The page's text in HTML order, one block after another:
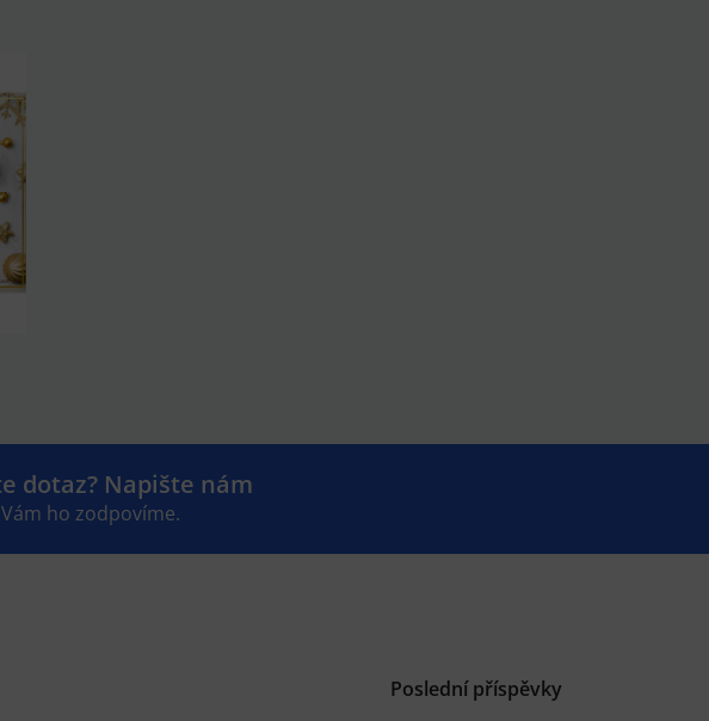
dotaz? Napište nám
ho zodpovíme.
Poslední příspěvky